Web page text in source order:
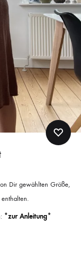
Dir gewählten Größe,
*zur Anleitung*